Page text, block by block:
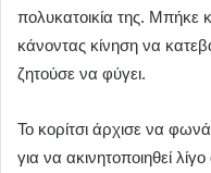
πολυκατοικία της. Μπήκε
κάνοντας κίνηση να
ζητούσε να φύγει.
Το κορίτσι άρχισε να
για να ακινητοποιηθεί